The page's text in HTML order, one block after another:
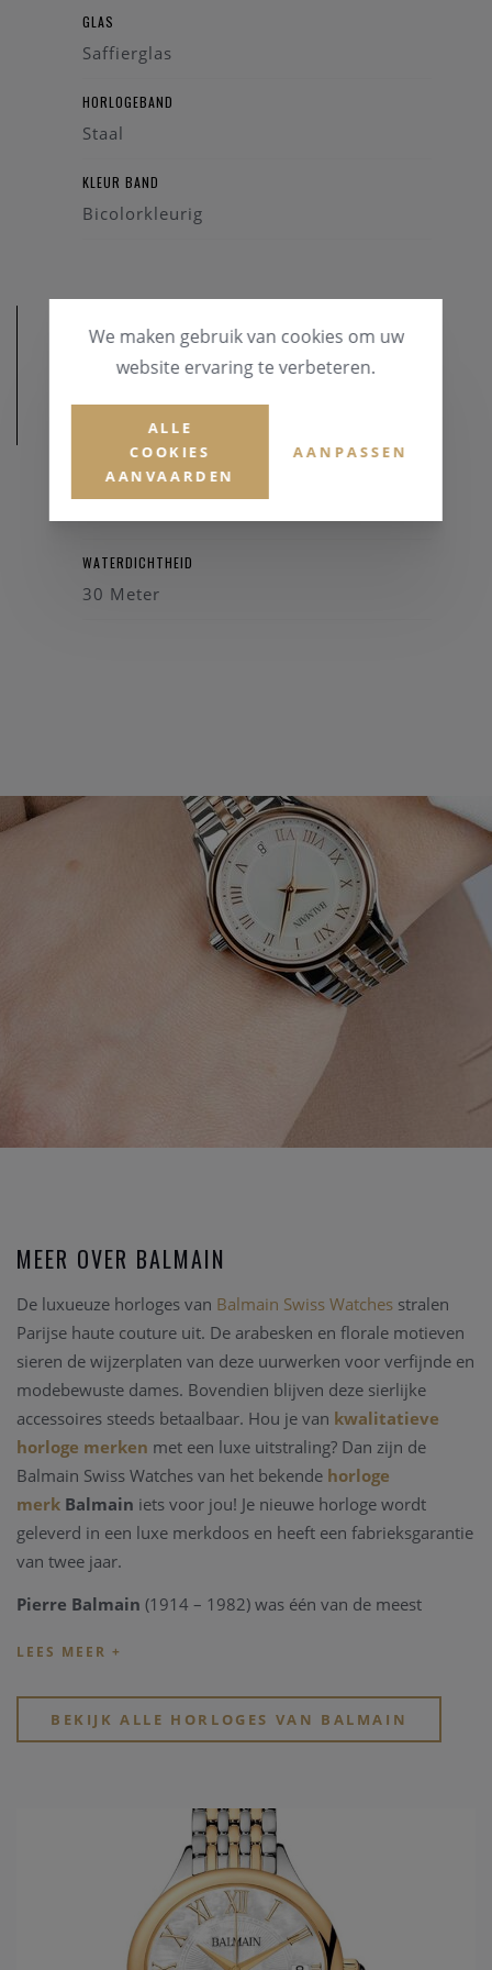
GLAS
Saffierglas
HORLOGEBAND
Staal
KLEUR BAND
Bicolorkleurig
AFMETINGEN
KASTDIAMETER
WATERDICHTHEID
30 Meter
MEER OVER BALMAIN
De luxueuze horloges van Balmain Swiss Watches stralen
Parijse haute couture uit. De arabesken en florale motieven
sieren de wijzerplaten van deze uurwerken voor verfijnde en
modebewuste dames. Bovendien blijven deze sierlijke
accessoires steeds betaalbaar. Hou je van kwalitatieve
horloge merken met een luxe uitstraling? Dan zijn de
Balmain Swiss Watches van het bekende horloge
merk Balmain iets voor jou! Je nieuwe horloge wordt
geleverd in een luxe merkdoos en heeft een fabrieksgarantie
van twee jaar.
Pierre Balmain (1914 – 1982) was één van de meest
couture. In 1945 opende hij er zijn eerste werkplaats. Hij
het tijdperk waarin ze leefden. Onder deze vrouwen
bevonden zich koninginnen, prinsessen en sterren uit films
Met zijn kunst heeft hij het idee van luxe à la française
helpen verspreiden in de wereld zoals we die kennen. Als
groot liefhebben van kunst en cultuur werd Pierre Balmain
continu geïnspireerd door de oudste en meest extravagante
kunststijlen in de wereld. Met name de Arabische en
Mandarijnse kunst, waarin allebei grote, stijlvolle en
BEKIJK ALLE HORLOGES VAN BALMAIN
We maken gebruik van cookies om uw
website ervaring te verbeteren.
ALLE
COOKIES
AANVAARDEN
AANPASSEN